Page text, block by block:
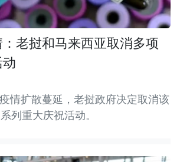
老挝和马来西亚取消多项
情扩散蔓延，老挝政府决定取消该
列重大庆祝活动。